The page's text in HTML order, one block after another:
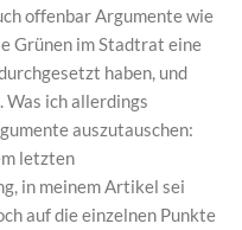
offenbar Argumente wie
Grünen im Stadtrat eine
haben, und
Was ich allerdings
auszutauschen:
letzten
in meinem Artikel sei
auf die einzelnen Punkte